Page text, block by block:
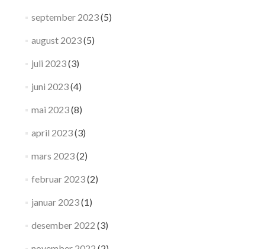
september 2023(5)
august 2023(5)
juli 2023(3)
juni 2023(4)
mai 2023(8)
april 2023(3)
mars 2023(2)
februar 2023(2)
januar 2023(1)
desember 2022 (3)